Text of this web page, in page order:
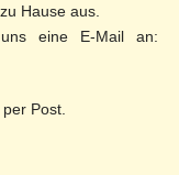
Hause aus.
eine E-Mail an:
Post.